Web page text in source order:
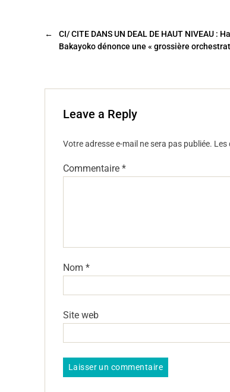
b
o
k
er
←
CI/ CITE DANS UN DEAL DE HAUT NIVEAU :
Bakayoko dénonce une « grossière
Leave a Reply
Votre adresse e-mail ne sera pas publiée. Les
Commentaire *
Nom *
Site web